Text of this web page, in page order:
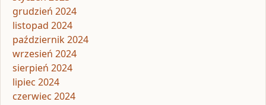
grudzień 2024
listopad 2024
październik 2024
wrzesień 2024
sierpień 2024
lipiec 2024
czerwiec 2024